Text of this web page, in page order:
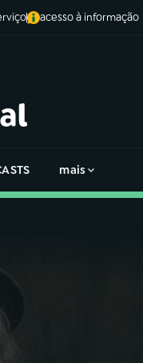
acesso à informação
mais